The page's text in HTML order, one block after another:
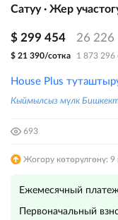
Сатуу · Жер
$ 299 454 26 226
$ 21 390/сотка 1 873 296
House Plus
Кыймылсыз мүлк
693
Жогору көтөрүлгөнү: 9
Ежемесячный
Первоначальный